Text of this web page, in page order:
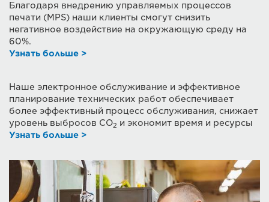
Благодаря внедрению управляемых процессов
печати (MPS) наши клиенты смогут снизить
негативное воздействие на окружающую среду на
60%.
Узнать больше >
Наше электронное обслуживание и эффективное
планирование технических работ обеспечивает
более эффективный процесс обслуживания, снижает
уровень выбросов CO2 и экономит время и ресурсы
Узнать больше >